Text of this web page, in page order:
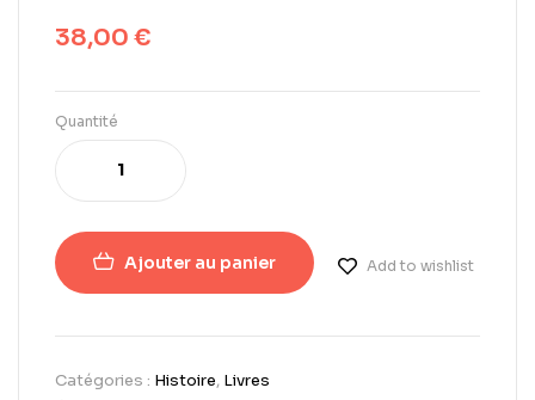
38,00 €
Quantité
Ajouter au panier Add to wishlist
Catégories : Histoire, Livres